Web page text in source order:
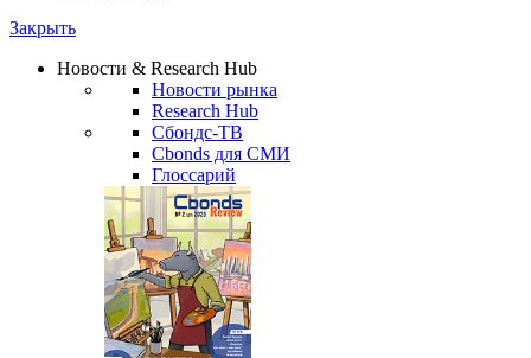
Закрыть
Новости & Research Hub
Новости рынка
Research Hub
Сбондс-ТВ
Cbonds для СМИ
Глоссарий